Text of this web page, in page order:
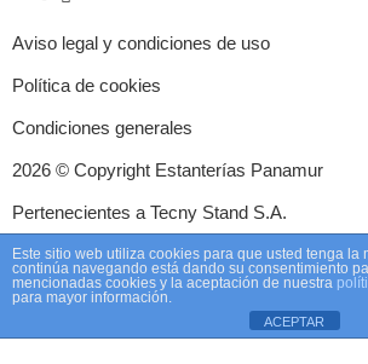
Aviso legal y condiciones de uso
Política de cookies
Condiciones generales
2026 © Copyright Estanterías Panamur
Pertenecientes a Tecny Stand S.A.
Este sitio web utiliza cookies para que usted tenga
continúa navegando está dando su consentimiento
mencionadas cookies y la aceptación de nuestra
para mayor información.
ACEPTAR